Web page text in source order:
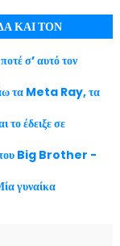
ΚΑΙ ΤΟΝ
σ’ αυτό τον
τα Meta Ray, τα
το έδειξε σε
του Big Brother -
γυναίκα